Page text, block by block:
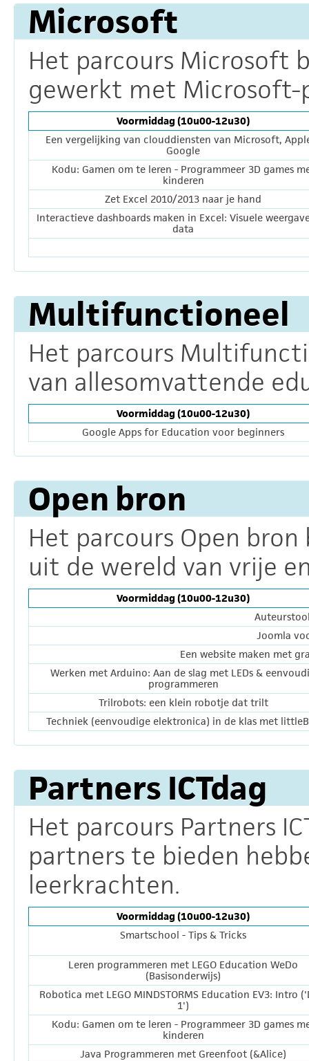
Microsoft
Het parcours Microsoft
gewerkt met Microsoft-
Voormiddag (10u00-12u30)
Een vergelijking van clouddiensten van Microsoft,
Google
Kodu: Gamen om te leren - Programmeer 3D games
kinderen
Zet Excel 2010/2013 naar je hand
Interactieve dashboards maken in Excel: Visuele
data
Multifunctioneel
Het parcours
van allesomvattende
Voormiddag (10u00-12u30)
Google Apps for Education voor beginners
Open bron
Het parcours Open
uit de wereld van vrije
Voormiddag (10u00-12u30)
Joomla
Een website maken met
Werken met Arduino: Aan de slag met LEDs &
programmeren
Trilrobots: een klein robotje dat trilt
Techniek (eenvoudige elektronica) in de klas met
Partners ICTdag
Het parcours Partners
partners te bieden
leerkrachten.
Voormiddag (10u00-12u30)
Smartschool - Tips & Tricks
Leren programmeren met LEGO Education WeDo
(Basisonderwijs)
Robotica met LEGO MINDSTORMS Education EV3: Intro
1')
Kodu: Gamen om te leren - Programmeer 3D games
kinderen
Java Programmeren met Greenfoot (&Alice)